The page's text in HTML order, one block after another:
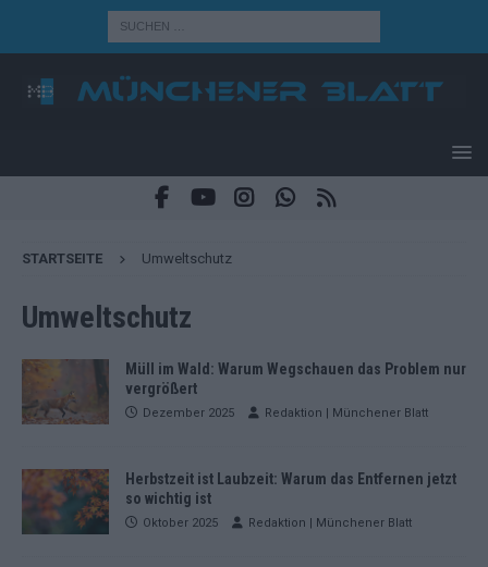
STARTSEITE Umweltschutz
Umweltschutz
Müll im Wald: Warum Wegschauen das Problem nur
vergrößert
Dezember 2025 Redaktion | Münchener Blatt
Herbstzeit ist Laubzeit: Warum das Entfernen jetzt
so wichtig ist
Oktober 2025 Redaktion | Münchener Blatt